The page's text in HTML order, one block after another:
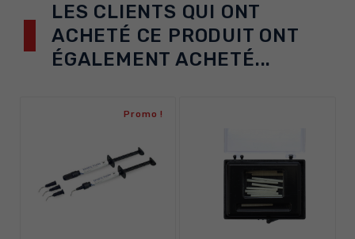
LES CLIENTS QUI ONT
ACHETÉ CE PRODUIT ONT
ÉGALEMENT ACHETÉ...
Promo !